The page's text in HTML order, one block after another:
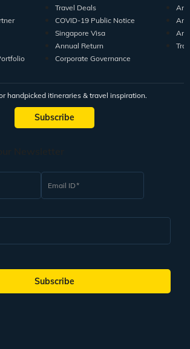
Travel Deals
COVID-19 Public Notice
Singapore Visa
Annual Return
Corporate Governance
handpicked itineraries & travel inspiration.
Subscribe
Email ID
Subscribe